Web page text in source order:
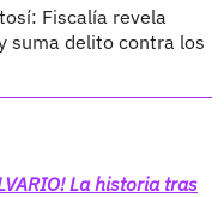
Fiscalía revela
suma delito contra los
La historia tras